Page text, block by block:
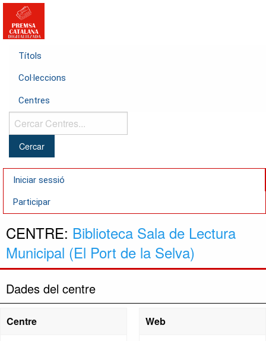
Títols
Col·leccions
Centres
Cercar
Centres...
Iniciar sessió
Participar
CENTRE: Biblioteca Sala de Lectura
Municipal (El Port de la Selva)
Dades del centre
Centre
Web